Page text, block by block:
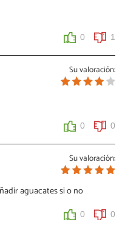
0 1
Su valoración:
0 0
Su valoración:
aguacates si o no
0 0